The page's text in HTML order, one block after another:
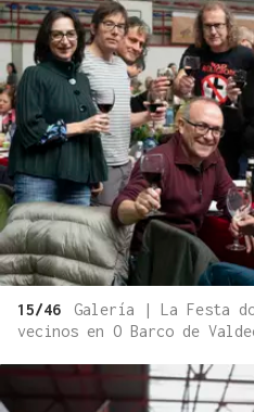
15/46
Galería | La Festa
vecinos en O Barco de